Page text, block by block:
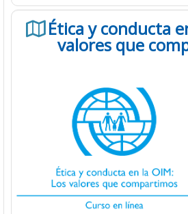
Ética y conducta
valores que